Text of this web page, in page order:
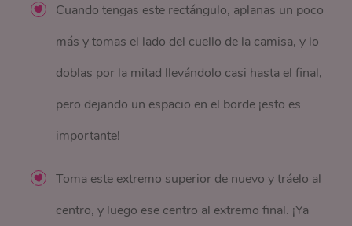
Cuando tengas este rectángulo, aplanas un poco
más y tomas el lado del cuello de la camisa, y lo
doblas por la mitad llevándolo casi hasta el final,
pero dejando un espacio en el borde ¡esto es
importante!
Toma este extremo superior de nuevo y tráelo al
centro, y luego ese centro al extremo final. ¡Ya